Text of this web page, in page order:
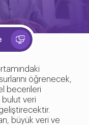
öğrenecek,
becerileri
bulut veri
büyük veri ve